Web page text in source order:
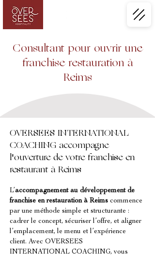
Consultant pour ouvrir une
franchise restauration à
Reims
OVERSEES INTERNATIONAL
COACHING accompagne
l'ouverture de votre franchise en
restaurant à Reims
L’accompagnement au développement de
franchise en restauration à Reims commence
par une méthode simple et structurante :
cadrer le concept, sécuriser l’offre, et aligner
l’emplacement, le menu et l’expérience
client. Avec OVERSEES
INTERNATIONAL COACHING, vous